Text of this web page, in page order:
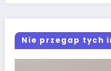
Nie przegap tych